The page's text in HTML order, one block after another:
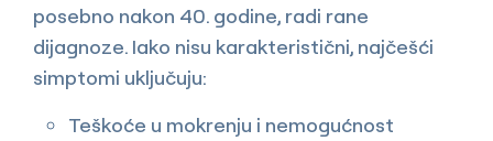
posebno nakon 40. godine, radi rane
dijagnoze. Iako nisu karakteristični, najčešći
simptomi uključuju:
Teškoće u mokrenju i nemogućnost